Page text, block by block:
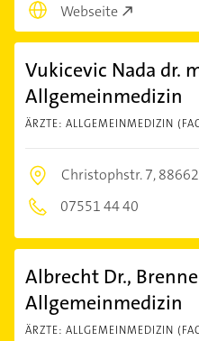
Webseite
Vukicevic Nada dr.
Allgemeinmedizin
ÄRZTE: ALLGEMEINMEDIZIN
Christophstr. 7,
07551 44 40
Albrecht Dr.,
Allgemeinmedizin
ÄRZTE: ALLGEMEINMEDIZIN